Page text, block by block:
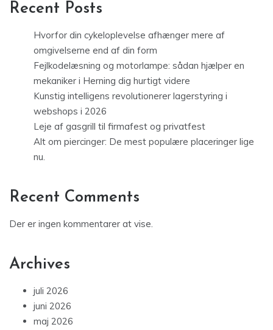
Recent Posts
Hvorfor din cykeloplevelse afhænger mere af
omgivelserne end af din form
Fejlkodelæsning og motorlampe: sådan hjælper en
mekaniker i Herning dig hurtigt videre
Kunstig intelligens revolutionerer lagerstyring i
webshops i 2026
Leje af gasgrill til firmafest og privatfest
Alt om piercinger: De mest populære placeringer lige
nu.
Recent Comments
Der er ingen kommentarer at vise.
Archives
juli 2026
juni 2026
maj 2026